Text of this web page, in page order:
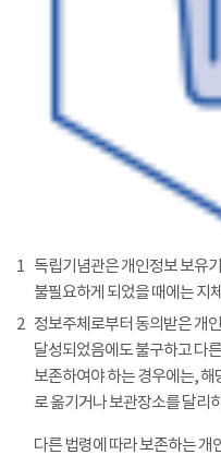
1 독립기념관은 개인정보 보유
불필요하게 되었을 때에는 지
2 정보주체로부터 동의받은 개
달성되었음에도 불구하고 다
보존하여야 하는 경우에는,
로 옮기거나 보관장소를 달리
다른 법령에 따라 보존하는 개